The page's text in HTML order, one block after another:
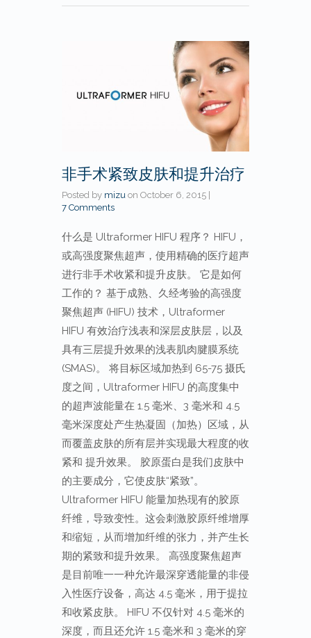
非手术紧致皮肤和提升治疗
Posted by mizu on October 6, 2015
7 Comments
什么是 Ultraformer HIFU 程序？ HIFU，
或高强度聚焦超声，使用精确的医疗超声
进行非手术收紧和提升皮肤。 它是如何
工作的？ 基于成熟、久经考验的高强度
聚焦超声 (HIFU) 技术，Ultraformer
HIFU 有效治疗浅表和深层皮肤层，以及
具有三层提升效果的浅表肌肉腱膜系统
(SMAS)。 将目标区域加热到 65-75 摄氏
度之间，Ultraformer HIFU 的高度集中
的超声波能量在 1.5 毫米、3 毫米和 4.5
毫米深度处产生热凝固（加热）区域，从
而覆盖皮肤的所有层并实现最大程度的收
紧和 提升效果。 胶原蛋白是我们皮肤中
的主要成分，它使皮肤“紧致”。
Ultraformer HIFU 能量加热现有的胶原
纤维，导致变性。这会刺激胶原纤维增厚
和缩短，从而增加纤维的张力，并产生长
期的紧致和提升效果。 高强度聚焦超声
是目前唯一一种允许最深穿透能量的非侵
入性医疗设备，高达 4.5 毫米，用于提拉
和收紧皮肤。 HIFU 不仅针对 4.5 毫米的
深度，而且还允许 1.5 毫米和 3 毫米的穿